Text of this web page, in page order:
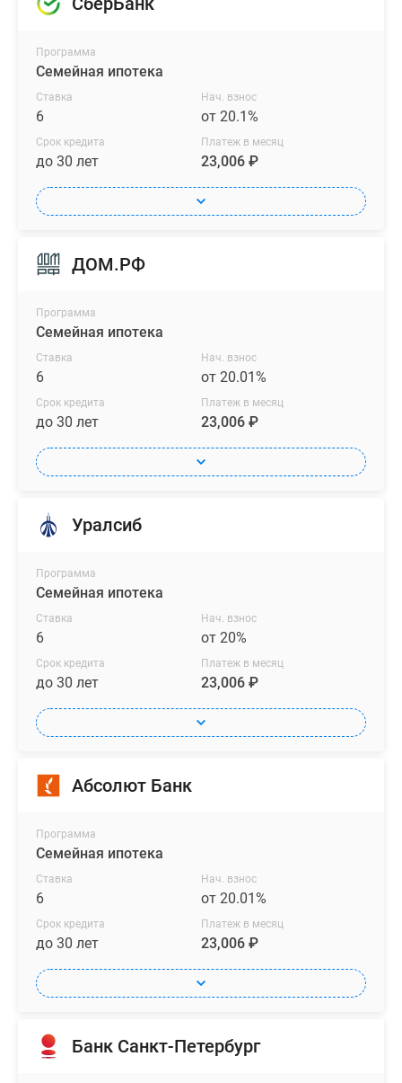
Программа
Семейная ипотека
Ставка
6
Нач. взнос
от 20.1%
Срок кредита
до 30 лет
Платеж в месяц
23,006 ₽
ДОМ.РФ
Программа
Семейная ипотека
Ставка
6
Нач. взнос
от 20.01%
Срок кредита
до 30 лет
Платеж в месяц
23,006 ₽
Уралсиб
Программа
Семейная ипотека
Ставка
6
Нач. взнос
от 20%
Срок кредита
до 30 лет
Платеж в месяц
23,006 ₽
Абсолют Банк
Программа
Семейная ипотека
Ставка
6
Нач. взнос
от 20.01%
Срок кредита
до 30 лет
Платеж в месяц
23,006 ₽
Банк Санкт-Петербург